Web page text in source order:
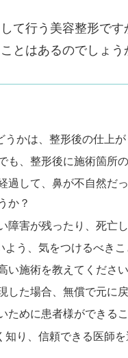
て行う美容整形で
とはあるのでしょ
うかは、整形後の仕上が
も、整形後に施術箇所
過して、鼻が不自然だ
か？
障害が残ったり、死亡
よう、気をつけるべきこ
い施術を教えてください
した場合、無償で元に
ために患者様ができる
知り、信頼できる医師